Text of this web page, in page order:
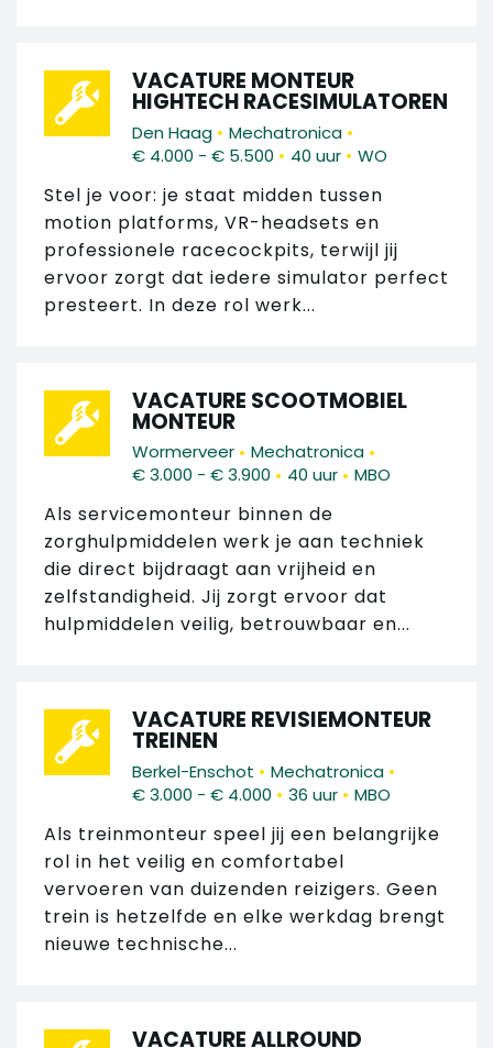
VACATURE MONTEUR
HIGHTECH RACESIMULATOREN
Den Haag • Mechatronica •
€ 4.000 - € 5.500 • 40 uur • WO
Stel je voor: je staat midden tussen
motion platforms, VR-headsets en
professionele racecockpits, terwijl jij
ervoor zorgt dat iedere simulator perfect
presteert. In deze rol werk...
VACATURE SCOOTMOBIEL
MONTEUR
Wormerveer • Mechatronica •
€ 3.000 - € 3.900 • 40 uur • MBO
Als servicemonteur binnen de
zorghulpmiddelen werk je aan techniek
die direct bijdraagt aan vrijheid en
zelfstandigheid. Jij zorgt ervoor dat
hulpmiddelen veilig, betrouwbaar en...
VACATURE REVISIEMONTEUR
TREINEN
Berkel-Enschot • Mechatronica •
€ 3.000 - € 4.000 • 36 uur • MBO
Als treinmonteur speel jij een belangrijke
rol in het veilig en comfortabel
vervoeren van duizenden reizigers. Geen
trein is hetzelfde en elke werkdag brengt
nieuwe technische...
VACATURE ALLROUND